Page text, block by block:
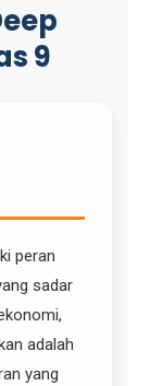
9
peran
sadar
adalah
yang